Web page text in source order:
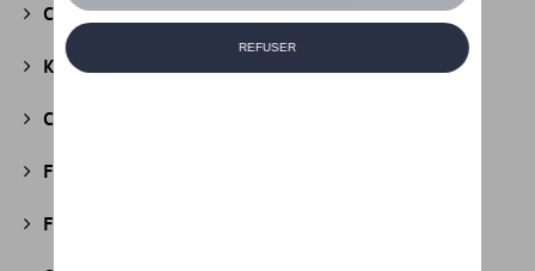
California Collection(18)
Kids Collection
Cobi
Fire & Ice Collection
Football Collection